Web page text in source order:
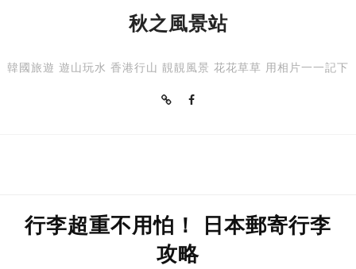
秋之風景站
韓國旅遊 遊山玩水 香港行山 靚靚風景 花花草草 用相片一一記下
行李超重不用怕！ 日本郵寄行李
攻略